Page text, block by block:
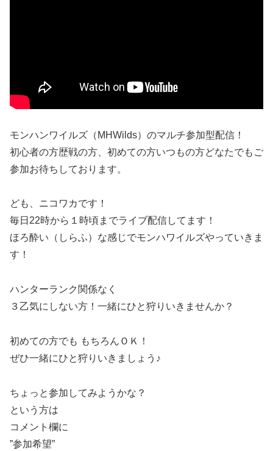
モンハンワイルズ（MHWilds）のマルチ参加型配信！
初心者の方歴戦の方、初めての方いつもの方どなたでもご
参加お待ちしております。
ども、ニコワカです！
毎日22時から１時頃までライブ配信してます！
ほろ酔い（しらふ）な感じでモンハワイルズやっていきま
す！
ハンターランク関係なく
３乙気にしない方！一緒にひと狩りいきませんか？
初めての方でも もちろんＯＫ！
ぜひ一緒にひと狩りいきましょう♪
ちょっと参加してみようかな？
という方は
コメント欄に
”参加希望”